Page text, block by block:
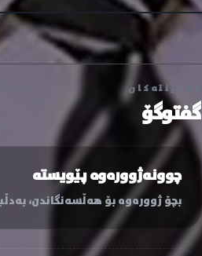
کۆمێنتەکان
گفتوگۆ
چوونەژوورەوە پێویستە
بچۆ ژوورەوە بۆ هەڵسەنگاندن،